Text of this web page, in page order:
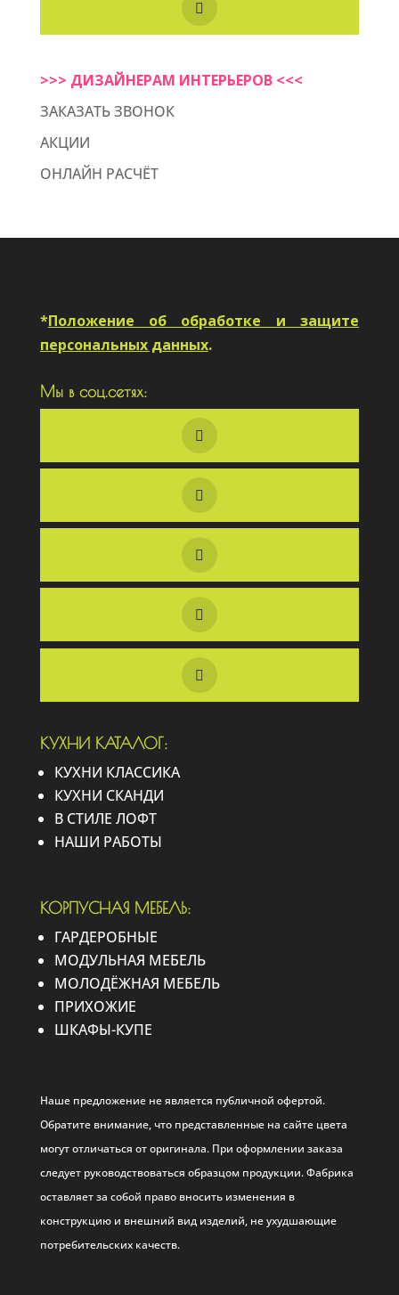
>>> ДИЗАЙНЕРАМ ИНТЕРЬЕРОВ <<<
ЗАКАЗАТЬ ЗВОНОК
АКЦИИ
ОНЛАЙН РАСЧЁТ
*Положение об обработке и защите
персональных данных.
Мы в соц.сетях:
КУХНИ КАТАЛОГ:
КУХНИ КЛАССИКА
КУХНИ СКАНДИ
В СТИЛЕ ЛОФТ
НАШИ РАБОТЫ
КОРПУСНАЯ МЕБЕЛЬ:
ГАРДЕРОБНЫЕ
МОДУЛЬНАЯ МЕБЕЛЬ
МОЛОДЁЖНАЯ МЕБЕЛЬ
ПРИХОЖИЕ
ШКАФЫ-КУПЕ
Наше предложение не является публичной офертой.
Обратите внимание, что представленные на сайте цвета
могут отличаться от оригинала. При оформлении заказа
следует руководствоваться образцом продукции. Фабрика
оставляет за собой право вносить изменения в
конструкцию и внешний вид изделий, не ухудшающие
потребительских качеств.